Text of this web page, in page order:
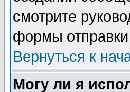
смотрите
формы
Вернуться к
Могу ли я